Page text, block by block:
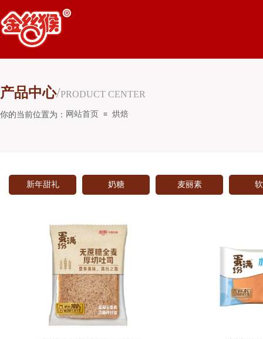
产品中心/PRODUCT CENTER
你的当前位置为： 网站首页 ≡ 烘焙
新年甜礼 奶糖 麦丽素